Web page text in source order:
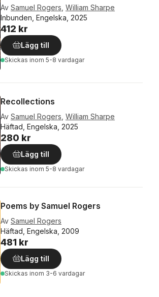
Av Samuel Rogers William Sharpe
Inbunden, Engelska, 2025
412 kr
Lägg till
Skickas inom 5-8 vardagar
Recollections
Av Samuel Rogers William Sharpe
Häftad, Engelska, 2025
280 kr
Lägg till
Skickas inom 5-8 vardagar
Poems by Samuel Rogers
Av Samuel Rogers
Häftad, Engelska, 2009
481 kr
Lägg till
Skickas inom 3-6 vardagar